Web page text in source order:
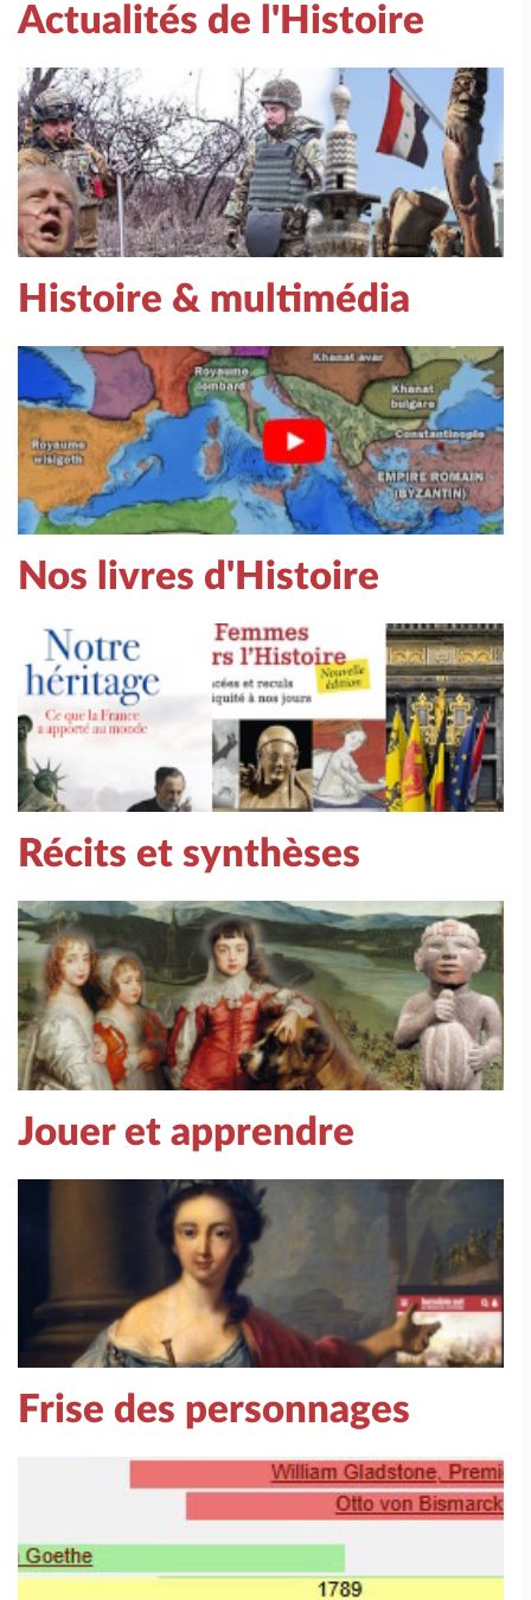
Actualités de l'Histoire
Histoire & multimédia
Nos livres d'Histoire
Récits et synthèses
Jouer et apprendre
Frise des personnages